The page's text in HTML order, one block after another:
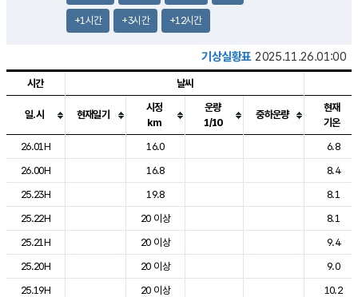
+1시간 +3시간 +12시간
기상실황표 2025.11.26.01:00
도시별 기상실황표로 지점, 날씨, 기온, 강수, 바람, 기압등을 안내한 표입
시간 날씨
일.시 현재일기
시정
km
운량
1/10
중하운량
현재
기온
26.01H
16.0
6.8
26.00H
16.8
8.4
25.23H
19.8
8.1
25.22H
20 이상
8.1
25.21H
20 이상
9.4
25.20H
20 이상
9.0
25.19H
20 이상
10.2